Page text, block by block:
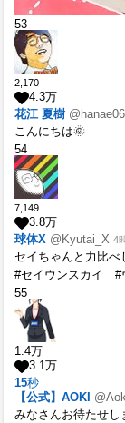
53
2,170
4.3万
花江 夏樹
こんにちは🌞
54
7,149
3.8万
球体X @Kyutai_X 4
セイちゃんと力比べ
#セイウンスカイ #
55
1.4万
3.1万
15秒
【公式】AOKI
みなさんお待たせし